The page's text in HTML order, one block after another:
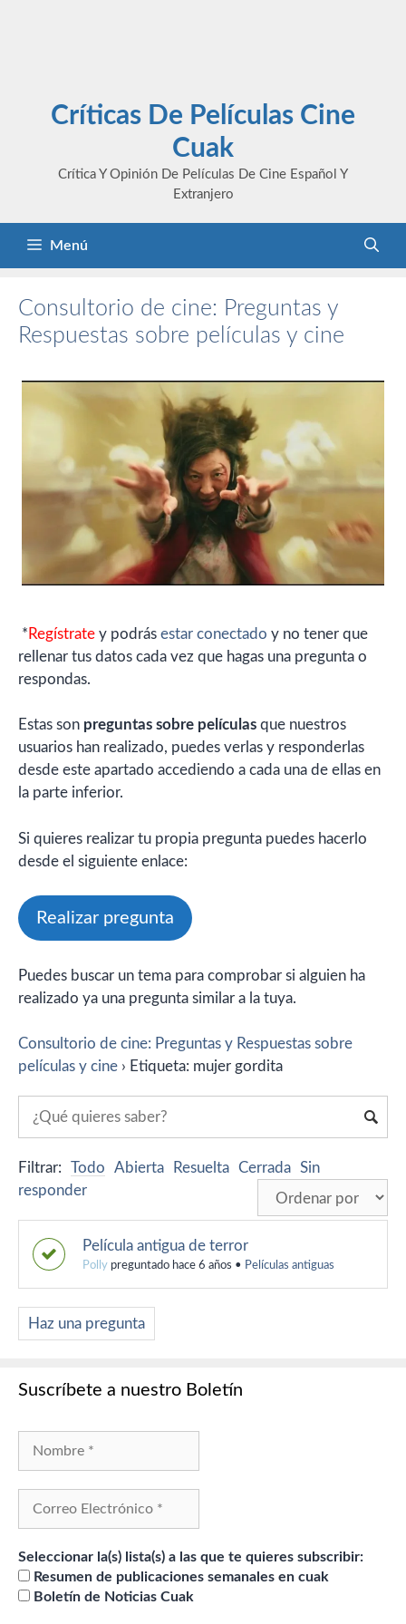
Críticas De Películas Cine
Cuak
Crítica Y Opinión De Películas De Cine Español Y
Extranjero
Menú
Consultorio de cine: Preguntas y
Respuestas sobre películas y cine
* Regístrate y podrás estar conectado y no tener que
rellenar tus datos cada vez que hagas una pregunta o
respondas.
Estas son preguntas sobre películas que nuestros
usuarios han realizado, puedes verlas y responderlas
desde este apartado accediendo a cada una de ellas en
la parte inferior.
Si quieres realizar tu propia pregunta puedes hacerlo
desde el siguiente enlace:
Realizar pregunta
Puedes buscar un tema para comprobar si alguien ha
realizado ya una pregunta similar a la tuya.
Consultorio de cine: Preguntas y Respuestas sobre
películas y cine › Etiqueta: mujer gordita
Filtrar: Todo Abierta Resuelta Cerrada Sin
responder
Película antigua de terror
Polly preguntado hace 6 años • Películas antiguas
Haz una pregunta
Suscríbete a nuestro Boletín
Seleccionar la(s) lista(s) a las que te quieres subscribir:
Resumen de publicaciones semanales en cuak
Boletín de Noticias Cuak